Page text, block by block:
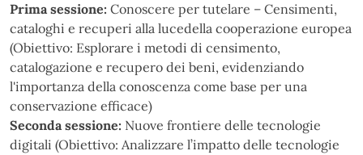
Prima sessione: Conoscere per tutelare – Censimenti,
cataloghi e recuperi alla lucedella cooperazione europea
(Obiettivo: Esplorare i metodi di censimento,
catalogazione e recupero dei beni, evidenziando
l'importanza della conoscenza come base per una
conservazione efficace)
Seconda sessione: Nuove frontiere delle tecnologie
digitali (Obiettivo: Analizzare l’impatto delle tecnologie